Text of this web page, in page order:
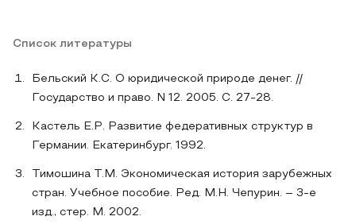
Список литературы
Бельский К.С. О юридической природе денег. //
Государство и право. N 12. 2005. С. 27-28.
Кастель Е.Р. Развитие федеративных структур в
Германии. Екатеринбург. 1992.
Тимошина Т.М. Экономическая история зарубежных
стран. Учебное пособие. Ред. М.Н. Чепурин. – 3-е
изд., стер. М. 2002.